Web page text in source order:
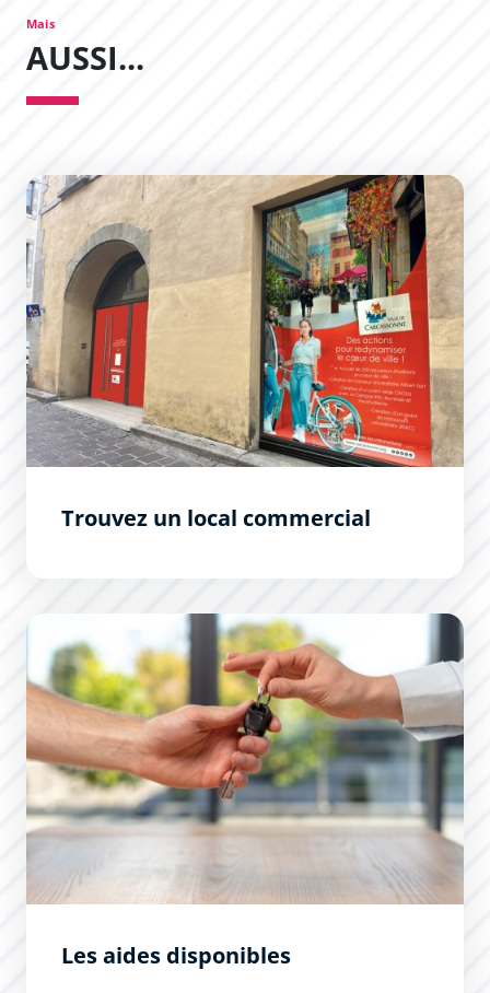
Mais
AUSSI...
Trouvez un local commercial
Trouvez un local commercial
Les aides disponibles
Les aides disponibles